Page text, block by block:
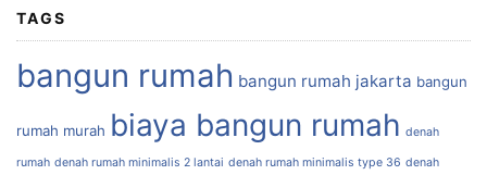
TAGS
bangun rumah bangun rumah jakarta bangun
rumah murah biaya bangun rumah denah
rumah denah rumah minimalis 2 lantai denah rumah minimalis type 36 denah